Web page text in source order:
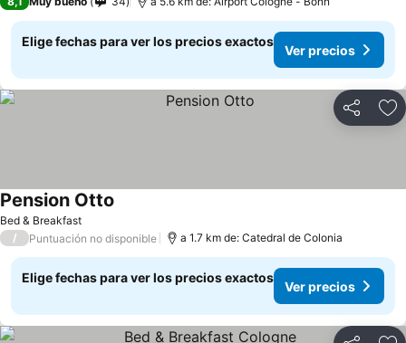
Elige fechas para ver los precios exactos
Ver precios
Compartir
Bed & Breakfast
Pension Otto
/ Puntuación no disponible a 1.7 km de: Catedral de Colonia
Elige fechas para ver los precios exactos
Ver precios